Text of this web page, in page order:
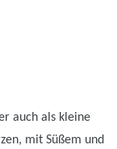
auch als kleine
mit Süßem und